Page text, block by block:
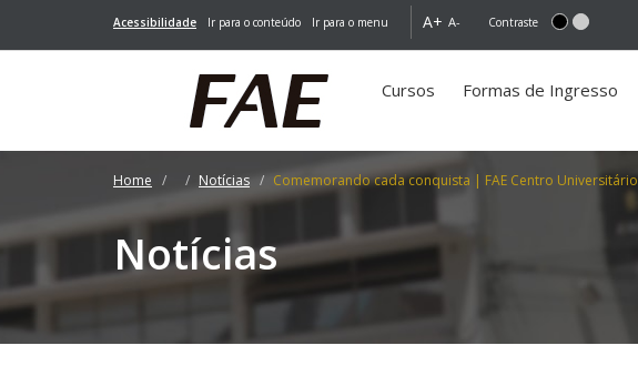
Acessibilidade Ir para o conteúdo Ir para o menu A+ A- Contraste
Cursos Formas de Ingresso
Home Notícias Comemorando cada conquista | FAE Centro Universitário
Notícias